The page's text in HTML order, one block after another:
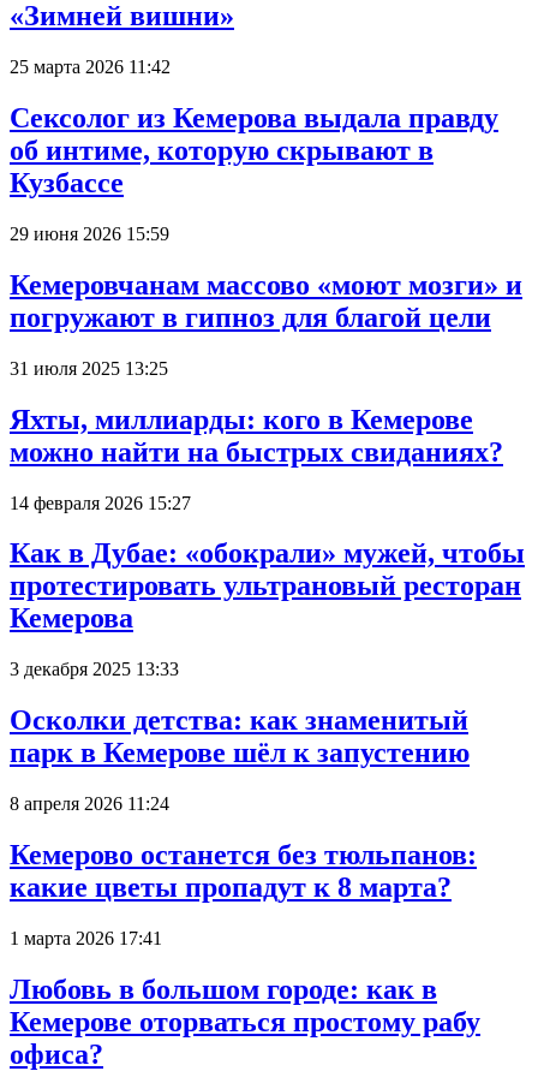
«Зимней вишни»
25 марта 2026 11:42
Сексолог из Кемерова выдала правду
об интиме, которую скрывают в
Кузбассе
29 июня 2026 15:59
Кемеровчанам массово «моют мозги» и
погружают в гипноз для благой цели
31 июля 2025 13:25
Яхты, миллиарды: кого в Кемерове
можно найти на быстрых свиданиях?
14 февраля 2026 15:27
Как в Дубае: «обокрали» мужей, чтобы
протестировать ультрановый ресторан
Кемерова
3 декабря 2025 13:33
Осколки детства: как знаменитый
парк в Кемерове шёл к запустению
8 апреля 2026 11:24
Кемерово останется без тюльпанов:
какие цветы пропадут к 8 марта?
1 марта 2026 17:41
Любовь в большом городе: как в
Кемерове оторваться простому рабу
офиса?